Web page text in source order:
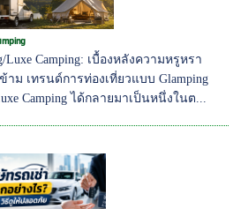
Camping: เบื้องหลังความหรูหรา
ม เทรนด์การท่องเที่ยวแบบ Glamping
Camping ได้กลายมาเป็นหนึ่งในต...